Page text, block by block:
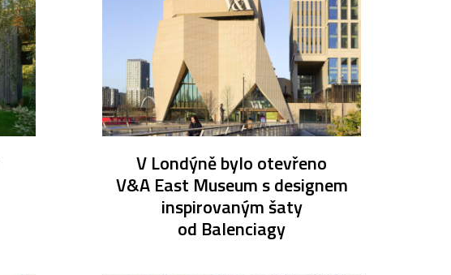
V Londýně bylo otevřeno
V&A East Museum s designem
inspirovaným šaty
od Balenciagy